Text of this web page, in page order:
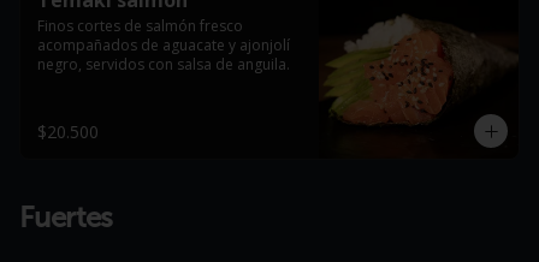
Finos cortes de salmón fresco
acompañados de aguacate y ajonjolí
negro, servidos con salsa de anguila.
$20.500
Fuertes